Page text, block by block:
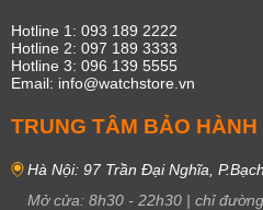
Hotline 1: 093 189 2222
Hotline 2: 097 189 3333
Hotline 3: 096 139 5555
Email: info@watchstore.vn
TRUNG TÂM BẢO HÀNH
Hà Nội: 97 Trần Đại Nghĩa,
Mở cửa: 8h30 - 22h30 | chỉ đường